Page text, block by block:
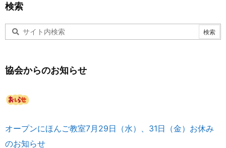
検索
協会からのお知らせ
オープンにほんご教室7月29日（水）、31日（金）お休み
のお知らせ